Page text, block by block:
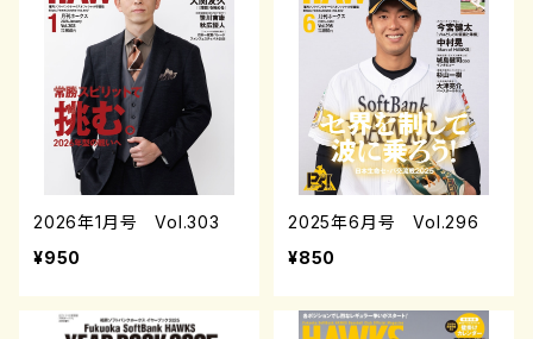
2026年1月号 Vol.303
¥950
2025年6月号 Vol.296
¥850